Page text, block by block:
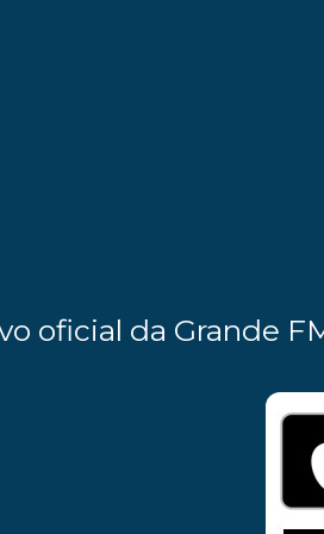
oficial da Grande